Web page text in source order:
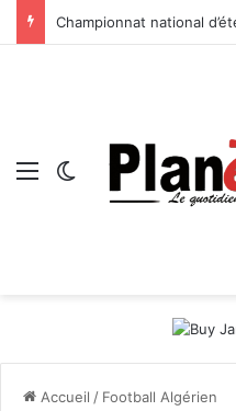
Menu Switch skin
Accueil / Football Algérien